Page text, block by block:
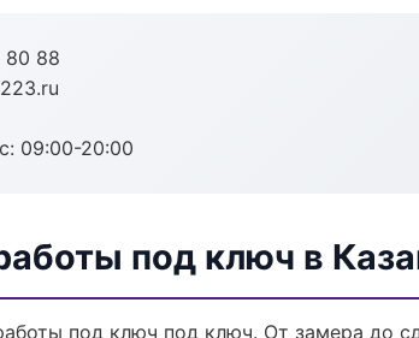
80 88
09:00-20:00
под ключ в
под ключ под ключ. От замера до